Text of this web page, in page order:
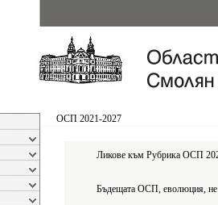
ОСП 2021-2027
Ликове към Рубрика ОСП
Бъдещата ОСП, еволюция,